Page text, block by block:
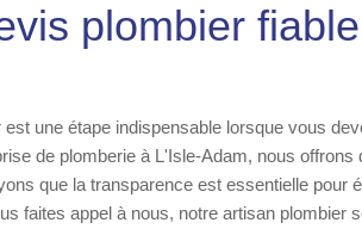
plombier
une étape indispensable lorsque vous
de plomberie à L'Isle-Adam, nous offrons
que la transparence est essentielle pour
faites appel à nous, notre artisan plombier